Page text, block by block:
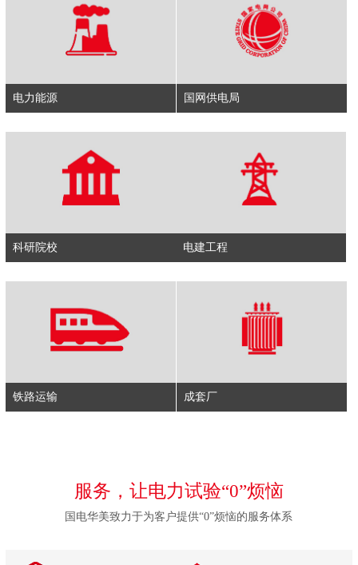
电力能源 国网供电局
科研院校 电建工程
铁路运输 成套厂
服务，让电力试验“0”烦恼
国电华美致力于为客户提供“0”烦恼的服务体系